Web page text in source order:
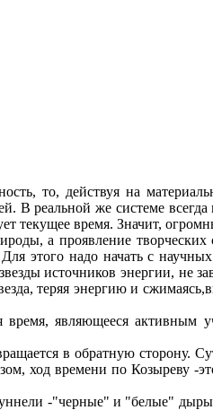
то, действуя на
В реальной же системе
текущее время. Значит,
а проявление
этого надо начать с
источников энер­гии, не
теряя энергию и
являющееся активным
в обратную сторону.
ход времени по Козыреву -
-"черные" и "белые"